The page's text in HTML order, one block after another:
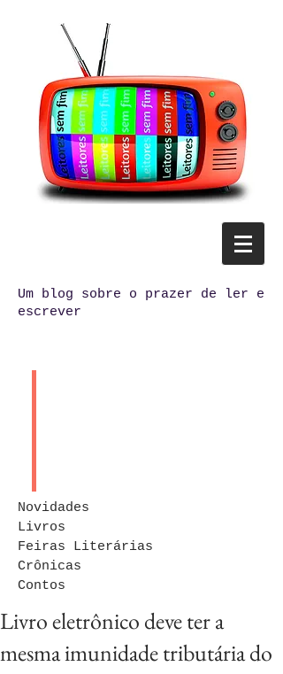
Um blog sobre o prazer de ler e
escrever
Novidades
Livros
Feiras Literárias
Crônicas
Contos
Livro eletrônico deve ter a
mesma imunidade tributária do